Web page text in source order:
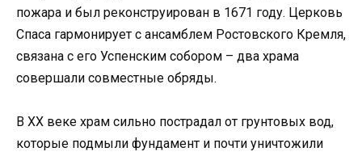
пожара и был реконструирован в 1671 году. Церковь
Спаса гармонирует с ансамблем Ростовского Кремля,
связана с его Успенским собором – два храма
совершали совместные обряды.
В ХХ веке храм сильно пострадал от грунтовых вод,
которые подмыли фундамент и почти уничтожили